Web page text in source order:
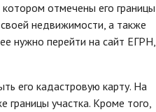
отмечены его границы
недвижимости, а также
нужно перейти на сайт ЕГРН,
его кадастровую карту. На
участка. Кроме того,